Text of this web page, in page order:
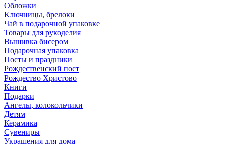
Обложки
Ключницы, брелоки
Чай в подарочной упаковке
Товары для рукоделия
Вышивка бисером
Подарочная упаковка
Посты и праздники
Рождественский пост
Рождество Христово
Книги
Подарки
Ангелы, колокольчики
Детям
Керамика
Сувениры
Украшения для дома